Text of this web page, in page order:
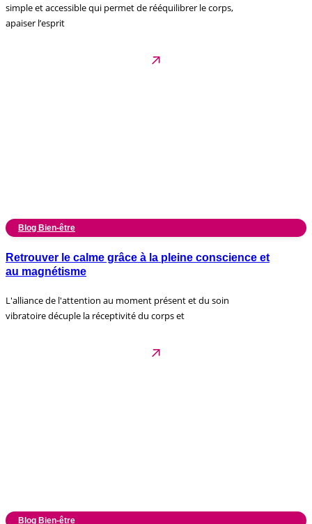
simple et accessible qui permet de rééquilibrer le corps,
apaiser l’esprit
Blog Bien-être
Retrouver le calme grâce à la pleine conscience et
au magnétisme
L'alliance de l'attention au moment présent et du soin
vibratoire décuple la réceptivité du corps et
Blog Bien-être